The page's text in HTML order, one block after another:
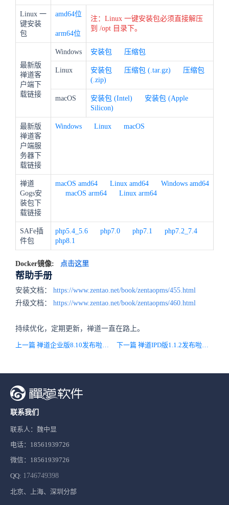
Linux 一
键安装
包
amd64位
arm64位
注：Linux 一键安装包必须直接解压
到 /opt 目录下。
最新版
禅道客
户端下
载链接
Windows 安装包 压缩包
Linux 安装包 压缩包 (.tar.gz)
压缩包
(.zip)
macOS 安装包 (Intel)
安装包 (Apple
Silicon)
最新版
禅道客
户端服
务器下
载链接
Windows Linux macOS
禅道
Gogs安
装包下
载链接
macOS amd64 Linux amd64
Windows amd64
macOS arm64
Linux arm64
SAFe插
件包
php5.4_5.6 php7.0 php7.1
php7.2_7.4
php8.1
Docker镜像: 点击这里
帮助手册
安装文档： https://www.zentao.net/book/zentaopms/455.html
升级文档： https://www.zentao.net/book/zentaopms/460.html
持续优化，定期更新，禅道一直在路上。
下一篇 禅道IPD版1.1.2发布啦，优化基线评审流程
联系我们
联系人：魏中显
电话：18561939726
微信：18561939726
QQ: 1746749398
北京、上海、深圳分部